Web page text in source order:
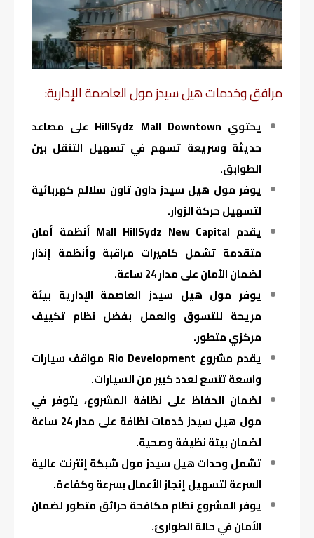
مرافق وخدمات هيل سيدز مول العاصمة الإدارية:
يحتوي HillSydz Mall Downtown على مصاعد
حديثة وسريعة تسهم في تسهيل التنقل بين
الطوابق.
يوفر مول هيل سيدز داون تاون سلالم كهربائية
لتسهيل حركة الزوار.
يقدم Mall HillSydz New Capital أنظمة أمان
متقدمة تشمل كاميرات مراقبة وأنظمة إنذار
لضمان الأمان على مدار 24 ساعة.
يوفر مول هيل سيدز العاصمة الإدارية بيئة
مريحة للتسوق والعمل بفضل نظام تكييف
مركزي متطور.
يقدم مشروع Rio Development مواقف سيارات
واسعة تتسع لعدد كبير من السيارات.
لضمان الحفاظ على نظافة المشروع، يتوفر في
مول هيل سيدز خدمات نظافة على مدار 24 ساعة
لضمان بيئة نظيفة وصحية.
تشمل وحدات هيل سيدز مول شبكة إنترنت عالية
السرعة لتسهيل إنجاز الأعمال بسرعة وكفاءة.
يوفر المشروع نظام مكافحة حرائق متطور لضمان
الأمان في حالة الطوارئ.